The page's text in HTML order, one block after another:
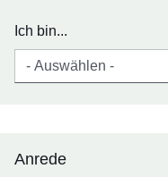
Ich bin...
Anrede